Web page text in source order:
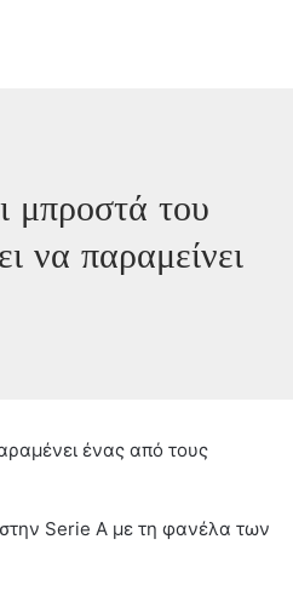
μπροστά του
να παραμείνει
ένας από τους
Serie Α με τη φανέλα των